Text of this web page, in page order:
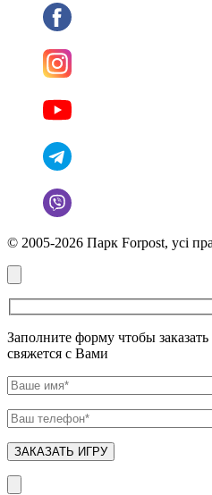
© 2005-2026 Парк Forpost, усі
Заполните форму чтобы
свяжется с Вами